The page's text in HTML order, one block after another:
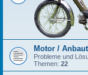
Motor /
Probleme und
Themen: 22